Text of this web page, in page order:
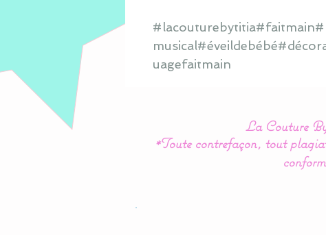
uagefaitmain
La Couture
*Toute contrefaçon, tout